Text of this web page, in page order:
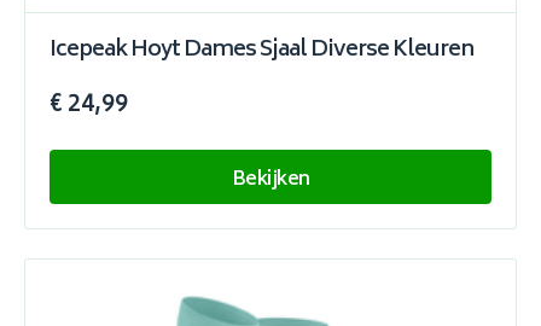
Icepeak Hoyt Dames Sjaal Diverse Kleuren
€ 24,99
Bekijken